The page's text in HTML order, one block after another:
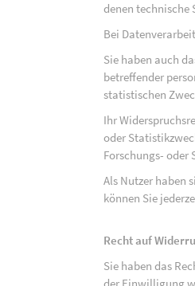
denen technische
Bei
Sie haben auch
betreffender
statistischen
Ihr
oder
Forschungs-
Als Nutzer haben
können Sie
Recht auf
Sie haben das